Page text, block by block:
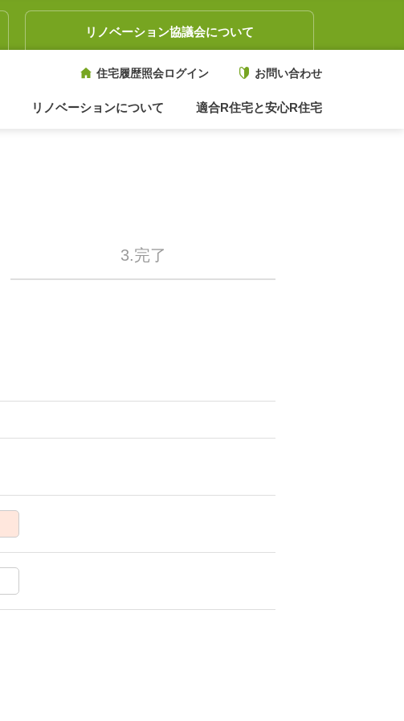
リノベーション協議会について
住宅履歴照会ログイン お問い合わせ
リノベーションについて 適合R住宅と安心R住宅
3.完了